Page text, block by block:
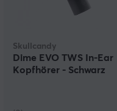
Skullcandy
Dime EVO TWS In-Ear
Kopfhörer - Schwarz